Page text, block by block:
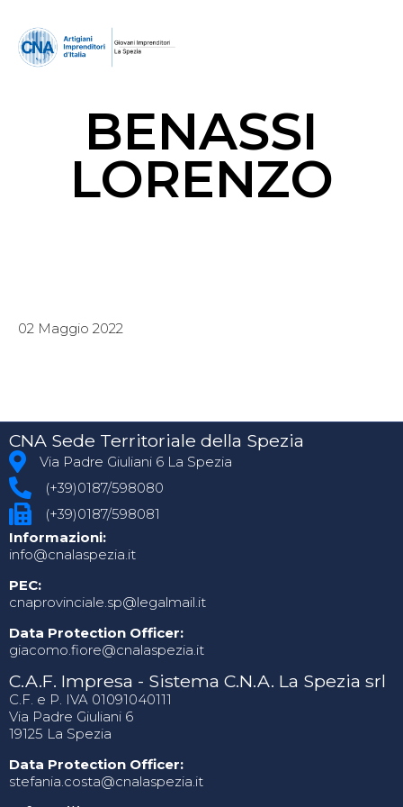
BENASSI
LORENZO
02 Maggio 2022
CNA Sede Territoriale della Spezia
Via Padre Giuliani 6 La Spezia
(+39)0187/598080
(+39)0187/598081
Informazioni:
info@cnalaspezia.it
PEC:
cnaprovinciale.sp@legalmail.it
Data Protection Officer:
giacomo.fiore@cnalaspezia.it
C.A.F. Impresa - Sistema C.N.A. La Spezia srl
C.F. e P. IVA 01091040111
Via Padre Giuliani 6
19125 La Spezia
Data Protection Officer:
stefania.costa@cnalaspezia.it